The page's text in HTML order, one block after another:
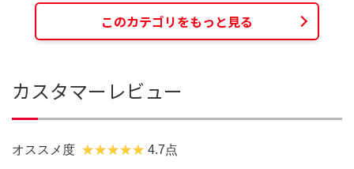
このカテゴリをもっと見る
カスタマーレビュー
オススメ度 4.7点